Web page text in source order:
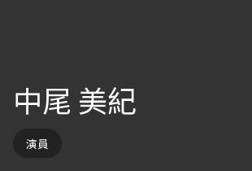
中尾 美紀
演員